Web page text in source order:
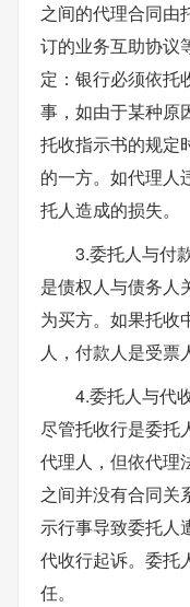
之间的代理合同由
订的业务互助协议
定：银行必须依托
事，如由于某种原
托收指示书的规定
的一方。如代理人
托人造成的损失。
3.委托人与付
是债权人与债务人
为买方。如果托收
人，付款人是受票
4.委托人与代
尽管托收行是委托
代理人，但依代理
之间并没有合同关
示行事导致委托人
代收行起诉。委托
任。